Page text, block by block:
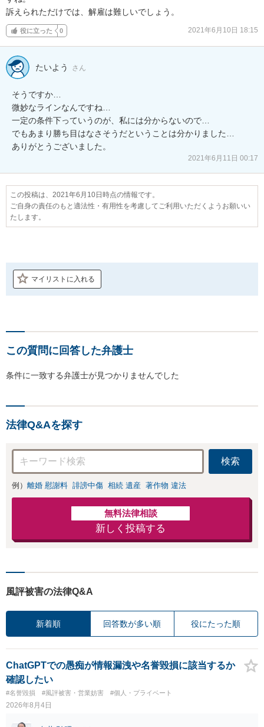
訴えられただけでは、解雇は難しいでしょう。
役に立った 0 2021年6月10日 18:15
たいよう さん
そうですか…
微妙なラインなんですね…
一定の条件下っていうのが、私には分からないので…
でもあまり勝ち目はなさそうだということは分かりました…
2021年6月11日 00:17
この投稿は、2021年6月10日時点の情報です。
ご自身の責任のもと適法性・有用性を考慮してご利用いただくようお願いい
たします。
マイリストに入れる
この質問に回答した弁護士
条件に一致する弁護士が見つかりませんでした
法律Q&Aを探す
検索
例） 離婚 慰謝料 誹謗中傷 相続 遺産 著作物 違法
無料法律相談
新しく投稿する
風評被害の法律Q&A
新着順 回答数が多い順 役にたった順
ChatGPTでの愚痴が情報漏洩や名誉毀損に該当するか
確認したい
#名誉毀損 #風評被害・営業妨害 #個人・プライベート
2026年8月4日